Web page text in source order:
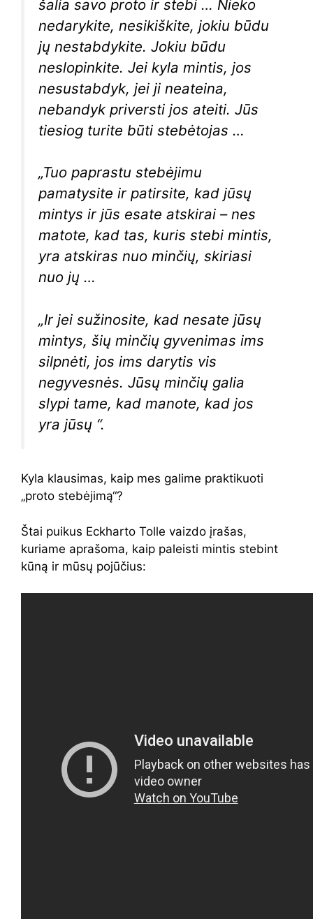
šalia savo proto ir stebi … Nieko
nedarykite, nesikiškite, jokiu būdu
jų nestabdykite. Jokiu būdu
neslopinkite. Jei kyla mintis, jos
nesustabdyk, jei ji neateina,
nebandyk priversti jos ateiti. Jūs
tiesiog turite būti stebėtojas …
„Tuo paprastu stebėjimu
pamatysite ir patirsite, kad jūsų
mintys ir jūs esate atskirai – nes
matote, kad tas, kuris stebi mintis,
yra atskiras nuo minčių, skiriasi
nuo jų …
„Ir jei sužinosite, kad nesate jūsų
mintys, šių minčių gyvenimas ims
silpnėti, jos ims darytis vis
negyvesnės. Jūsų minčių galia
slypi tame, kad manote, kad jos
yra jūsų “.
Kyla klausimas, kaip mes galime praktikuoti
„proto stebėjimą“?
Štai puikus Eckharto Tolle vaizdo įrašas,
kuriame aprašoma, kaip paleisti mintis stebint
kūną ir mūsų pojūčius: